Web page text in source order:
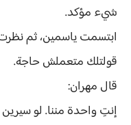
شيء مؤكد.
ابتسمت ياسمين، ثم
قولتلك متعملش حاجة.
قال مهران:
إنتِ واحدة مننا. لو